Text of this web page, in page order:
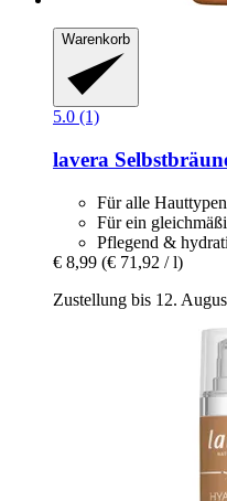
Warenkorb
5.0 (1)
lavera
Für alle Hauttypen
Für ein
Pflegend &
€ 8,99 (€ 71,92 / l)
Zustellung bis 12.